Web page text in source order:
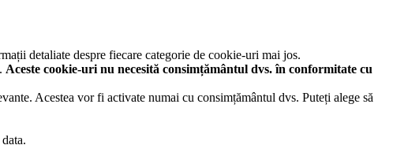
detaliate despre fiecare categorie de cookie-uri mai jos.
Aceste cookie-uri nu necesită consimțământul dvs. în conformitate cu
Acestea vor fi activate numai cu consimțământul dvs. Puteți alege să